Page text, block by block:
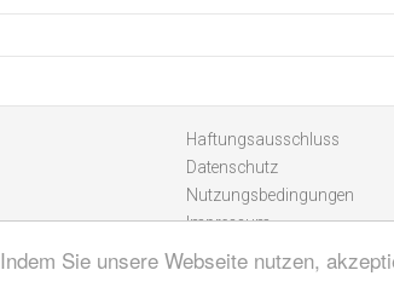
Sie unsere Webseite nutzen,
Haftungsausschluss
Datenschutz
Nutzungsbedingungen
Impressum